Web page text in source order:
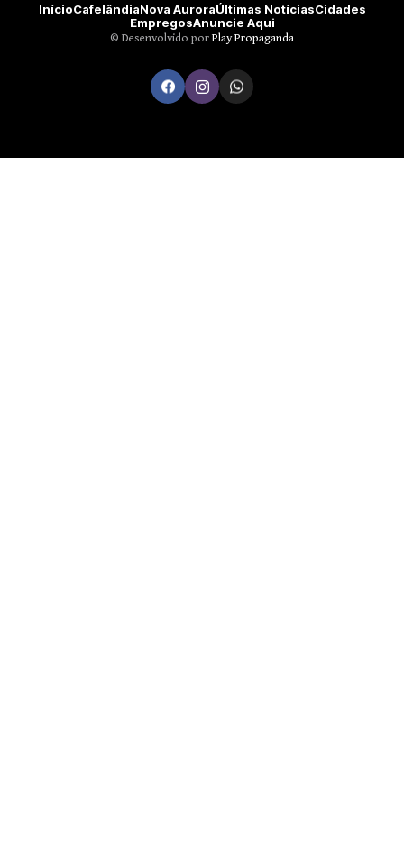
InícioCafelândiaNova AuroraÚltimas NotíciasCidades
EmpregosAnuncie Aqui
©️ Desenvolvido por Play Propaganda